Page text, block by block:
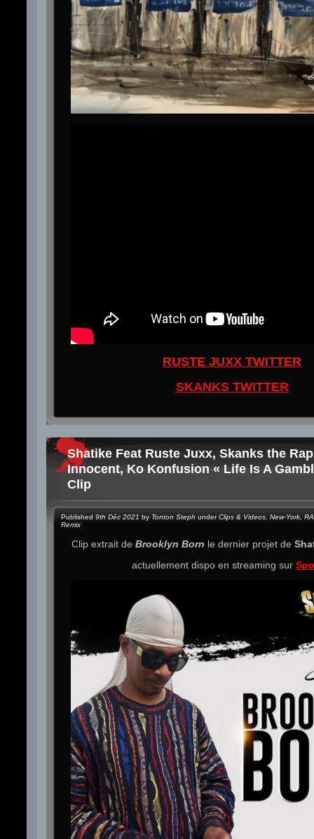
RUSTE JUXX TWITTER
SKANKS TWITTER
Shatike Feat Ruste Juxx, Skanks the
Innocent, Ko Konfusion « Life Is A
Clip
Published 9th Déc 2021 by Tonton Steph underClips & Videos New-York
Remix
Clip extrait de Brooklyn Born le dernier projet de
actuellement dispo en streaming sur